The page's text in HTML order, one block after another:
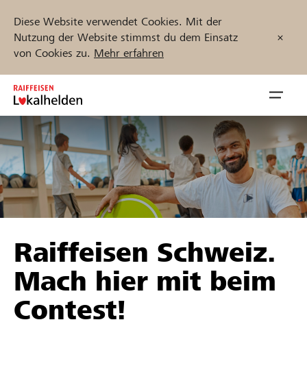
Diese Website verwendet Cookies. Mit der
Nutzung der Website stimmst du dem Einsatz
von Cookies zu. Mehr erfahren
Zum
Inhalt
springen
öffnen
Unterstützen
Hilfe & Support
Projekte und Organisationen finden
Jetzt starten
Raiffeisen Schweiz.
Mach hier mit beim
Contest!